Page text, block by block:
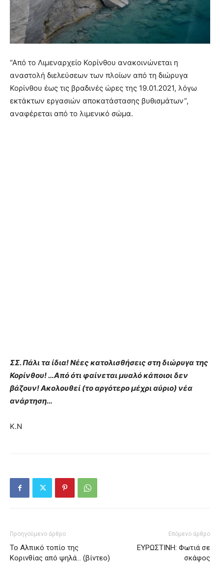
“Από το Λιμεναρχείο Κορίνθου ανακοινώνεται η
αναστολή διελεύσεων των πλοίων από τη διώρυγα
Κορίνθου έως τις βραδινές ώρες της 19.01.2021, λόγω
εκτάκτων εργασιών αποκατάστασης βυθισμάτων”,
αναφέρεται από το λιμενικό σώμα.
ΣΣ. Πάλι τα ίδια! Νέες κατολισθήσεις στη διώρυγα της
Κορίνθου! …Από ότι φαίνεται μυαλό κάποιοι δεν
βάζουν! Ακολουθεί (το αργότερο μέχρι αύριο) νέα
ανάρτηση…
Κ.Ν
Προηγούμενο άρθρο
Το Αλπικό τοπίο της
Κορινθίας από ψηλά… (βίντεο)
Επόμενο άρθρο
ΕΥΡΩΣΤΙΝΗ: Φωτιά σε
σκάφος